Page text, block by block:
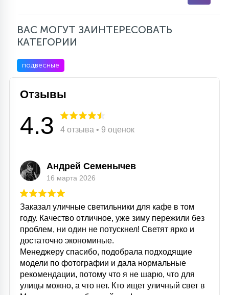
ВАС МОГУТ ЗАИНТЕРЕСОВАТЬ
КАТЕГОРИИ
подвесные
Отзывы
4.3 4 отзыва • 9 оценок
Андрей Семенычев
16 марта 2026
Заказал уличные светильники для кафе в том
году. Качество отличное, уже зиму пережили без
проблем, ни один не потускнел! Светят ярко и
достаточно экономиные.
Менеджеру спасибо, подобрала подходящие
модели по фотографии и дала нормальные
рекомендации, потому что я не шарю, что для
улицы можно, а что нет. Кто ищет уличный свет в